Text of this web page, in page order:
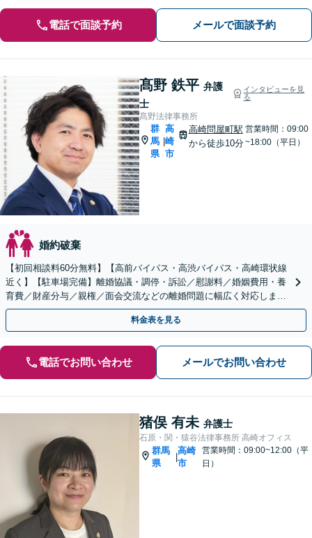
電話で面談予約 メールで面談予約
髙野 鉄平 弁護
士
インタビューを見
る
髙野法律事務所
群
馬
県
高
崎
市
高崎問屋町駅
から徒歩10分
営業時間：09:00
~18:00（平日）
婚約破棄
【初回相談料60分無料】【高前バイパス・高渋バイパス・高崎環状線
近く】【駐車場完備】離婚協議・調停・訴訟／慰謝料／婚姻費用・養
育費／財産分与／親権／面会交流などの離婚問題に幅広く対応しま
す。不貞慰謝料請求も解決実績豊富【休日・夜間対応可】
料金表を見る
電話でお問い合わせ メールでお問い合わせ
猪俣 有未 弁護士
石原・関・猿谷法律事務所 高崎オフィス
群馬
県
|
高崎
市
営業時間：09:00~12:00（平
日）